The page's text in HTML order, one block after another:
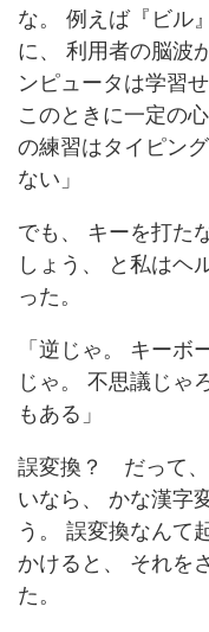
な。 例えば『ビル
に、 利用者の脳波
ンピュータは学習
このときに一定の
の練習はタイピン
ない」
でも、 キーを打た
しょう、 と私はヘ
った。
「逆じゃ。 キーボ
じゃ。 不思議じゃ
もある」
誤変換？ だって、
いなら、 かな漢字
う。 誤変換なんて
かけると、 それを
た。